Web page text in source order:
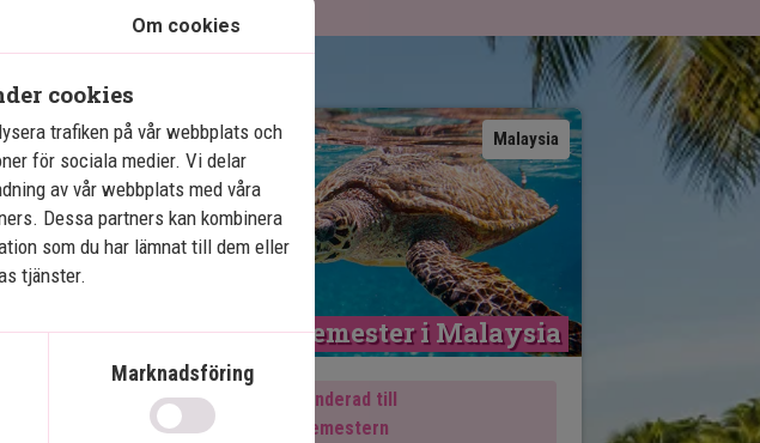
Malaysia Malaysia
Se karta
Strandsemester i Malaysia
Rekommenderad till
sommarsemestern
Om cookies
cookies
trafiken på vår webbplats och
för sociala medier. Vi delar
av vår webbplats med våra
Dessa partners kan kombinera
som du har lämnat till dem eller
tjänster.
Marknadsföring